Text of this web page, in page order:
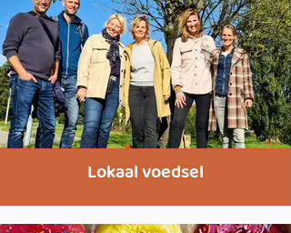
Lokaal voedsel